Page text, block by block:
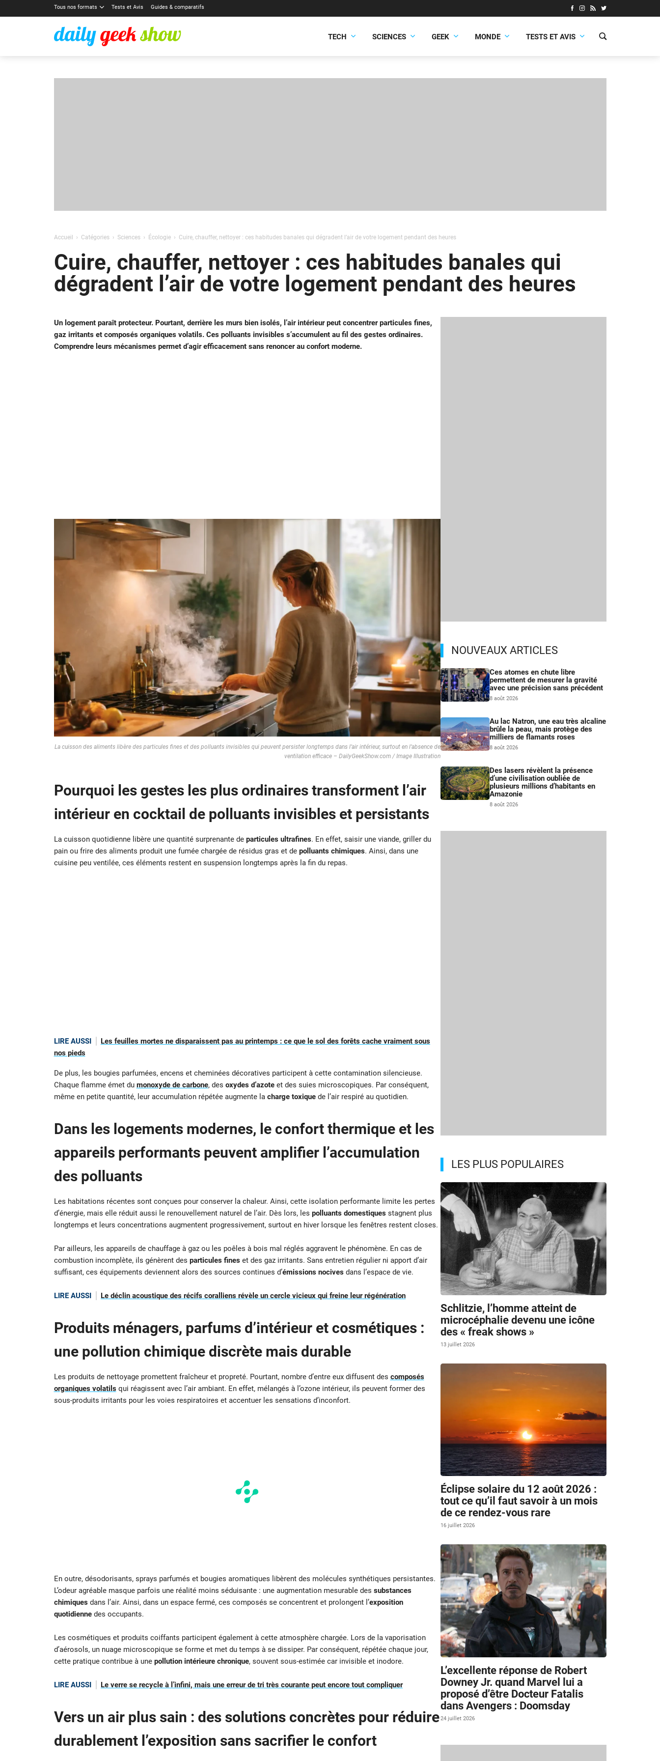
Tous nos formats Tests et Avis Guides & comparatifs
TECH SCIENCES GEEK MONDE TESTS ET AVIS
Accueil Catégories Sciences Écologie Cuire, chauffer, nettoyer : ces habitudes banales qui dégradent l’air de votre logement pendant des heures
Cuire, chauffer, nettoyer : ces habitudes banales qui
dégradent l’air de votre logement pendant des heures
Un logement paraît protecteur. Pourtant, derrière les murs bien isolés, l’air intérieur peut concentrer particules fines,
gaz irritants et composés organiques volatils. Ces polluants invisibles s’accumulent au fil des gestes ordinaires.
Comprendre leurs mécanismes permet d’agir efficacement sans renoncer au confort moderne.
La cuisson des aliments libère des particules fines et des polluants invisibles qui peuvent persister longtemps dans l’air intérieur, surtout en l’absence de
ventilation efficace – DailyGeekShow.com / Image Illustration
Pourquoi les gestes les plus ordinaires transforment l’air
intérieur en cocktail de polluants invisibles et persistants
La cuisson quotidienne libère une quantité surprenante de particules ultrafines. En effet, saisir une viande, griller du
pain ou frire des aliments produit une fumée chargée de résidus gras et de polluants chimiques. Ainsi, dans une
cuisine peu ventilée, ces éléments restent en suspension longtemps après la fin du repas.
LIRE AUSSI
Les feuilles mortes ne disparaissent pas au printemps : ce que le sol des forêts cache vraiment sous
nos pieds
De plus, les bougies parfumées, encens et cheminées décoratives participent à cette contamination silencieuse.
Chaque flamme émet du monoxyde de carbone, des oxydes d’azoteet des suies microscopiques. Par conséquent,
même en petite quantité, leur accumulation répétée augmente la charge toxiquede l’air respiré au quotidien.
Dans les logements modernes, le confort thermique et les
appareils performants peuvent amplifier l’accumulation
des polluants
Les habitations récentes sont conçues pour conserver la chaleur. Ainsi, cette isolation performante limite les pertes
d’énergie, mais elle réduit aussi le renouvellement naturel de l’air. Dès lors, les polluants domestiquesstagnent plus
longtemps et leurs concentrations augmentent progressivement, surtout en hiver lorsque les fenêtres restent closes.
Par ailleurs, les appareils de chauffage à gaz ou les poêles à bois mal réglés aggravent le phénomène. En cas de
combustion incomplète, ils génèrent des particules fineset des gaz irritants. Sans entretien régulier ni apport d’air
suffisant, ces équipements deviennent alors des sources continues d’émissions nocivesdans l’espace de vie.
LIRE AUSSI Le déclin acoustique des récifs coralliens révèle un cercle vicieux qui freine leur régénération
Produits ménagers, parfums d’intérieur et cosmétiques :
une pollution chimique discrète mais durable
Les produits de nettoyage promettent fraîcheur et propreté. Pourtant, nombre d’entre eux diffusent des composés
organiques volatilsqui réagissent avec l’air ambiant. En effet, mélangés à l’ozone intérieur, ils peuvent former des
sous-produits irritants pour les voies respiratoires et accentuer les sensations d’inconfort.
En outre, désodorisants, sprays parfumés et bougies aromatiques libèrent des molécules synthétiques persistantes.
L’odeur agréable masque parfois une réalité moins séduisante : une augmentation mesurable des substances
chimiquesdans l’air. Ainsi, dans un espace fermé, ces composés se concentrent et prolongent l’exposition
quotidiennedes occupants.
Les cosmétiques et produits coiffants participent également à cette atmosphère chargée. Lors de la vaporisation
d’aérosols, un nuage microscopique se forme et met du temps à se dissiper. Par conséquent, répétée chaque jour,
cette pratique contribue à une pollution intérieure chronique, souvent sous-estimée car invisible et inodore.
LIRE AUSSI Le verre se recycle à l’infini, mais une erreur de tri très courante peut encore tout compliquer
Vers un air plus sain : des solutions concrètes pour réduire
durablement l’exposition sans sacrifier le confort
NOUVEAUX ARTICLES
Ces atomes en chute libre
permettent de mesurer la gravité
avec une précision sans précédent
8 août 2026
Au lac Natron, une eau très alcaline
brûle la peau, mais protège des
milliers de flamants roses
8 août 2026
Des lasers révèlent la présence
d’une civilisation oubliée de
plusieurs millions d’habitants en
Amazonie
8 août 2026
LES PLUS POPULAIRES
Schlitzie, l’homme atteint de
microcéphalie devenu une icône
des « freak shows »
13 juillet 2026
Éclipse solaire du 12 août 2026 :
tout ce qu’il faut savoir à un mois
de ce rendez-vous rare
16 juillet 2026
L’excellente réponse de Robert
Downey Jr. quand Marvel lui a
proposé d’être Docteur Fatalis
dans Avengers : Doomsday
24 juillet 2026